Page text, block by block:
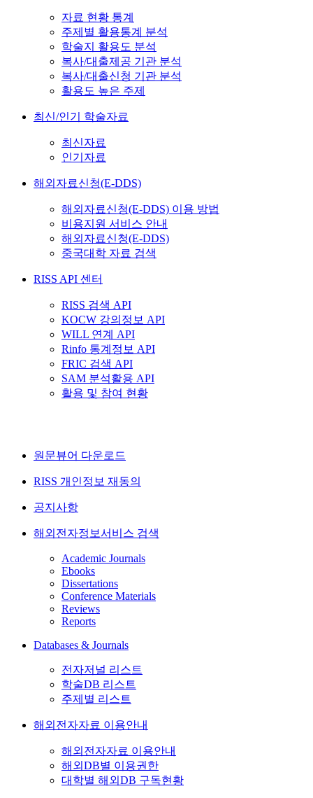
자료 현황 통계
주제별 활용통계 분석
학술지 활용도 분석
복사/대출제공 기관 분석
복사/대출신청 기관 분석
활용도 높은 주제
최신/인기 학술자료
최신자료
인기자료
해외자료신청(E-DDS)
해외자료신청(E-DDS) 이용 방법
비용지원 서비스 안내
해외자료신청(E-DDS)
중국대학 자료 검색
RISS API 센터
RISS 검색 API
KOCW 강의정보 API
WILL 연계 API
Rinfo 통계정보 API
FRIC 검색 API
SAM 분석활용 API
활용 및 참여 현황
원문뷰어 다운로드
RISS 개인정보 재동의
공지사항
해외전자정보서비스 검색
Academic Journals
Ebooks
Dissertations
Conference Materials
Reviews
Reports
Databases & Journals
전자저널 리스트
학술DB 리스트
주제별 리스트
해외전자자료 이용안내
해외전자자료 이용안내
해외DB별 이용권한
대학별 해외DB 구독현황